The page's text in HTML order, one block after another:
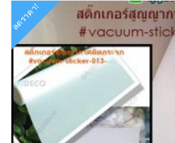
ลดราคา!